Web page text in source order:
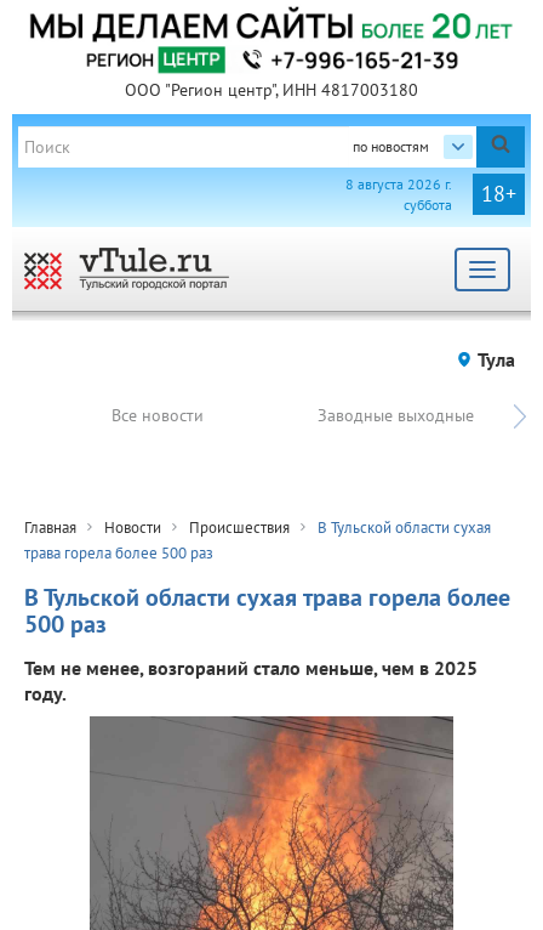
ООО "Регион центр", ИНН 4817003180
по новостям
18+
8 августа 2026 г.
суббота
Toggle
Тула
Все новости Заводные выходные
Главная Новости Происшествия
В Тульской области сухая
трава горела более 500 раз
В Тульской области сухая трава горела более
500 раз
Тем не менее, возгораний стало меньше, чем в 2025
году.